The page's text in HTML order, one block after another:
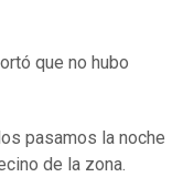
que no hubo
pasamos la noche
de la zona.